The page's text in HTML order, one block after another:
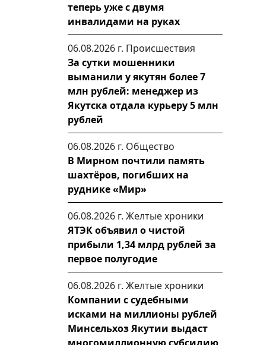
теперь уже с двумя
инвалидами на руках
06.08.2026 г. Происшествия
За сутки мошенники
выманили у якутян более 7
млн рублей: менеджер из
Якутска отдала курьеру 5 млн
рублей
06.08.2026 г. Общество
В Мирном почтили память
шахтёров, погибших на
руднике «Мир»
06.08.2026 г. Желтые хроники
ЯТЭК объявил о чистой
прибыли 1,34 млрд рублей за
первое полугодие
06.08.2026 г. Желтые хроники
Компании с судебными
исками на миллионы рублей
Минсельхоз Якутии выдаст